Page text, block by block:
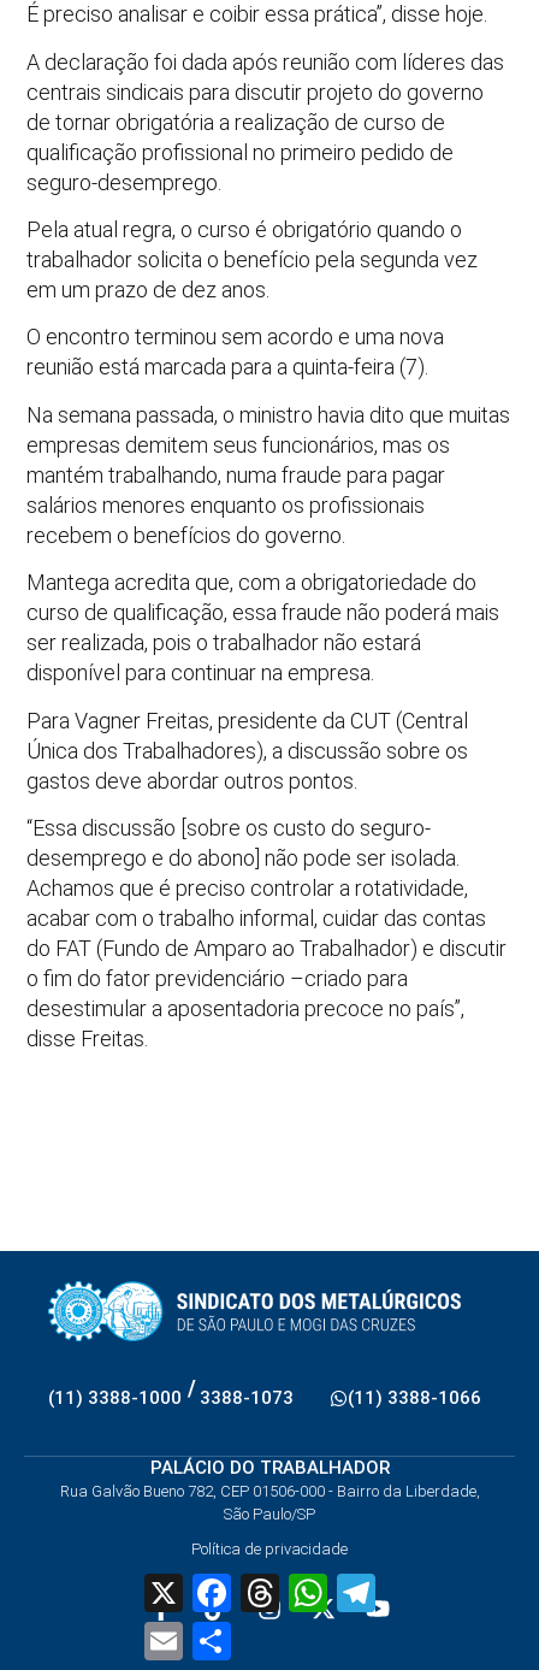
É preciso analisar e coibir essa prática”, disse hoje.
A declaração foi dada após reunião com líderes das
centrais sindicais para discutir projeto do governo
de tornar obrigatória a realização de curso de
qualificação profissional no primeiro pedido de
seguro-desemprego.
Pela atual regra, o curso é obrigatório quando o
trabalhador solicita o benefício pela segunda vez
em um prazo de dez anos.
O encontro terminou sem acordo e uma nova
reunião está marcada para a quinta-feira (7).
Na semana passada, o ministro havia dito que muitas
empresas demitem seus funcionários, mas os
mantém trabalhando, numa fraude para pagar
salários menores enquanto os profissionais
recebem o benefícios do governo.
Mantega acredita que, com a obrigatoriedade do
curso de qualificação, essa fraude não poderá mais
ser realizada, pois o trabalhador não estará
disponível para continuar na empresa.
Para Vagner Freitas, presidente da CUT (Central
Única dos Trabalhadores), a discussão sobre os
gastos deve abordar outros pontos.
“Essa discussão [sobre os custo do seguro-
desemprego e do abono] não pode ser isolada.
Achamos que é preciso controlar a rotatividade,
acabar com o trabalho informal, cuidar das contas
do FAT (Fundo de Amparo ao Trabalhador) e discutir
o fim do fator previdenciário –criado para
desestimular a aposentadoria precoce no país”,
disse Freitas.
(11) 3388-1000 / 3388-1073 (11) 3388-1066
PALÁCIO DO TRABALHADOR
Rua Galvão Bueno 782, CEP 01506-000 - Bairro da Liberdade,
São Paulo/SP
Política de privacidade
X FacebookThreadsWhatsApp
Email